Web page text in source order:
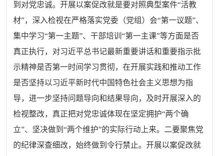
到对党忠诚。开展以案促改就是要对照典型案件“活教
材”，深入检视在严格落实党委（党组）会“第一议题”、
集中学习“第一主题”、干部培训“第一主课”等方面是否
真正执行，对习近平总书记最新重要讲话和重要指示批
示精神是否第一时间学习贯彻，在开展实践和推动工作
是否坚持以习近平新时代中国特色社会主义思想为指
导，进一步坚持问题导向和结果导向，及时开展深入的
检视整改，真正把对党忠诚体现在坚定拥护“两个确
立”、坚决做到“两个维护”的实际行动上来。二要聚焦党
的纪律深查细改，始终做到令行禁止。开展以案促改就